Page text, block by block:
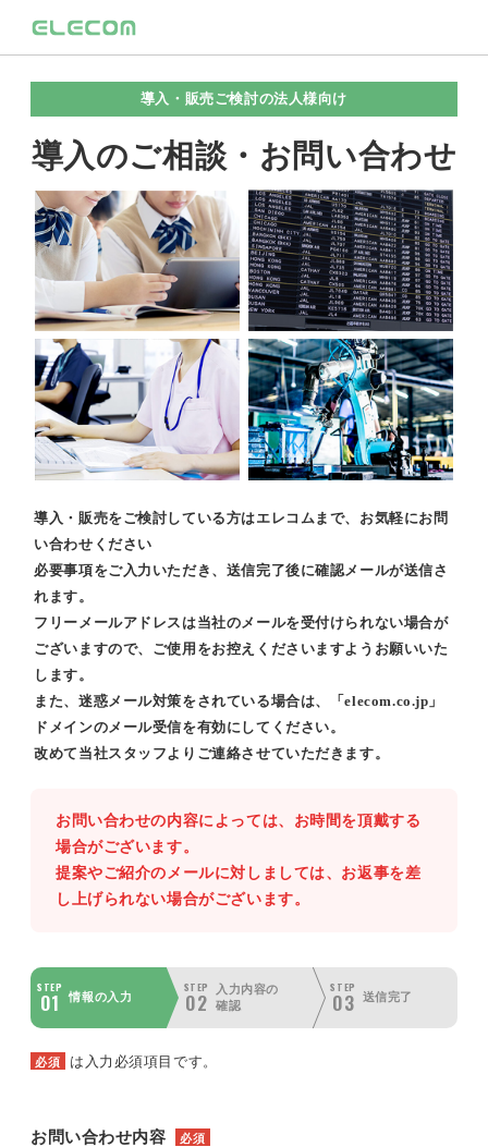
導入・販売ご検討の法人様向け
導入のご相談・お問い合わせ
導入・販売をご検討している方はエレコムまで、お気軽にお問
い合わせください
必要事項をご入力いただき、送信完了後に確認メールが送信さ
れます。
フリーメールアドレスは当社のメールを受付けられない場合が
ございますので、ご使用をお控えくださいますようお願いいた
します。
また、迷惑メール対策をされている場合は、「elecom.co.jp」
ドメインのメール受信を有効にしてください。
改めて当社スタッフよりご連絡させていただきます。
お問い合わせの内容によっては、お時間を頂戴する
場合がございます。
提案やご紹介のメールに対しましては、お返事を差
し上げられない場合がございます。
STEP
01 情報の入力
STEP
02
入力内容の
確認
STEP
03 送信完了
必須 は入力必須項目です。
お問い合わせ内容 必須